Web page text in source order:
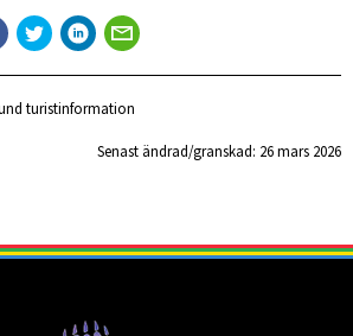
turistinformation
Senast ändrad/granskad: 26 mars 2026